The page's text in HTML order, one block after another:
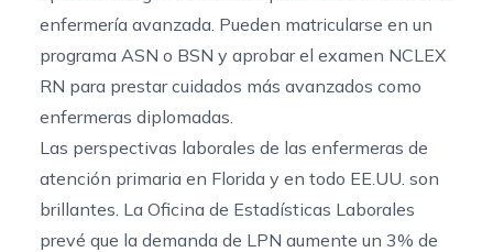
enfermería avanzada. Pueden matricularse en un
programa ASN o BSN y aprobar el examen NCLEX
RN para prestar cuidados más avanzados como
enfermeras diplomadas.
Las perspectivas laborales de las enfermeras de
atención primaria en Florida y en todo EE.UU. son
brillantes. La Oficina de Estadísticas Laborales
prevé que la demanda de LPN aumente un 3% de